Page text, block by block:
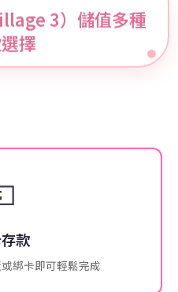
3）儲值多種
擇
款
綁卡即可輕鬆完成